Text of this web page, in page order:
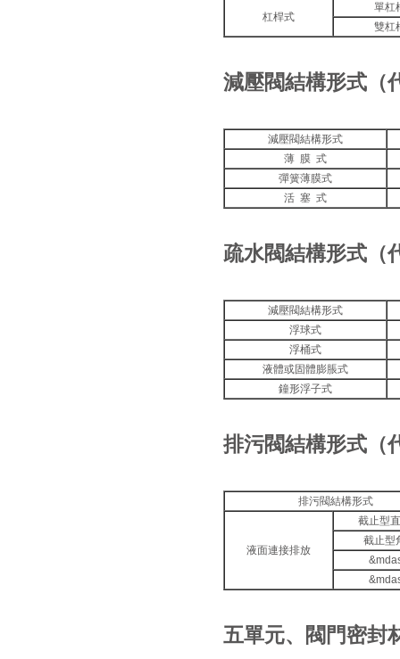
杠桿式
單杠
雙杠
減壓閥結構形式（
減壓閥結構形式
薄 膜 式
彈簧薄膜式
活 塞 式
疏水閥結構形式（
減壓閥結構形式
浮球式
浮桶式
液體或固體膨脹式
鐘形浮子式
排污閥結構形式（
排污閥結構形式
液面連接排放
截止型
截止型
五單元、閥門密封